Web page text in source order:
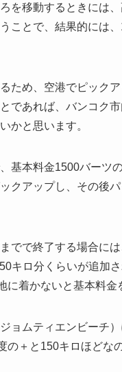
を移動するときには
ことで、結果的には
ため、空港でピック
であれば、バンコク
かと思います。
基本料金1500バーツ
クアップし、その後
でで終了する場合に
キロ分くらいが追加
着かないと基本料金
ョムティエンビーチ
の＋と150キロほどな